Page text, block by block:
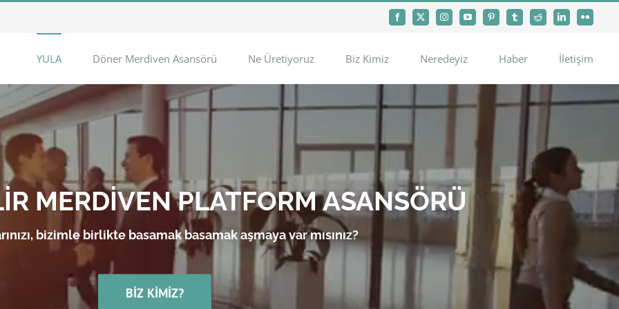
Facebook
X InstagramYouTubePinterestTumblrReddit LinkedInFlickr
YULA Döner Merdiven Asansörü Ne Üretiyoruz Biz Kimiz Neredeyiz Haber İletişim
MERDİVEN PLATFORM ASANSÖRÜ
bizimle birlikte basamak basamak aşmaya var mısınız?
BIZ KIMIZ?